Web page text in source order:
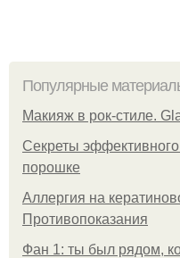
Популярные
Макияж в рок-стиле.
Секреты
порошке
Аллергия на
Противопоказания
Фан 1: ты был рядом,